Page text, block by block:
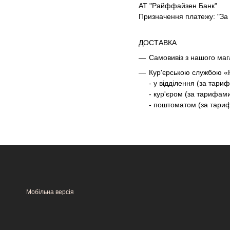
АТ "Райффайзен Банк"
Призначення платежу:
ДОСТАВКА
Самовивіз з нашого
Кур'єрською службою
- у відділення (за
- кур'єром (за
- поштоматом (за
Мобільна версія